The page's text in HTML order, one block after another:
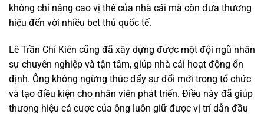
không chỉ nâng cao vị thế của nhà cái mà còn đưa thương
hiệu đến với nhiều bet thủ quốc tế.
Lê Trần Chí Kiên cũng đã xây dựng được một đội ngũ nhân
sự chuyên nghiệp và tận tâm, giúp nhà cái hoạt động ổn
định. Ông không ngừng thúc đẩy sự đổi mới trong tổ chức
và tạo điều kiện cho nhân viên phát triển. Điều này đã giúp
thương hiệu cá cược của ông luôn giữ được vị trí dẫn đầu